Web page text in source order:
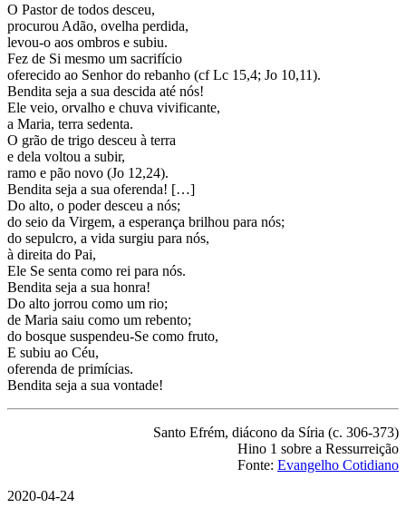
O Pastor de todos desceu,
procurou Adão, ovelha perdida,
levou-o aos ombros e subiu.
Fez de Si mesmo um sacrifício
oferecido ao Senhor do rebanho (cf Lc 15,4; Jo 10,11).
Bendita seja a sua descida até nós!
Ele veio, orvalho e chuva vivificante,
a Maria, terra sedenta.
O grão de trigo desceu à terra
e dela voltou a subir,
ramo e pão novo (Jo 12,24).
Bendita seja a sua oferenda! […]
Do alto, o poder desceu a nós;
do seio da Virgem, a esperança brilhou para nós;
do sepulcro, a vida surgiu para nós,
à direita do Pai,
Ele Se senta como rei para nós.
Bendita seja a sua honra!
Do alto jorrou como um rio;
de Maria saiu como um rebento;
do bosque suspendeu-Se como fruto,
E subiu ao Céu,
oferenda de primícias.
Bendita seja a sua vontade!
Santo Efrém, diácono da Síria (c. 306-373)
Hino 1 sobre a Ressurreição
Fonte: Evangelho Cotidiano
2020-04-24